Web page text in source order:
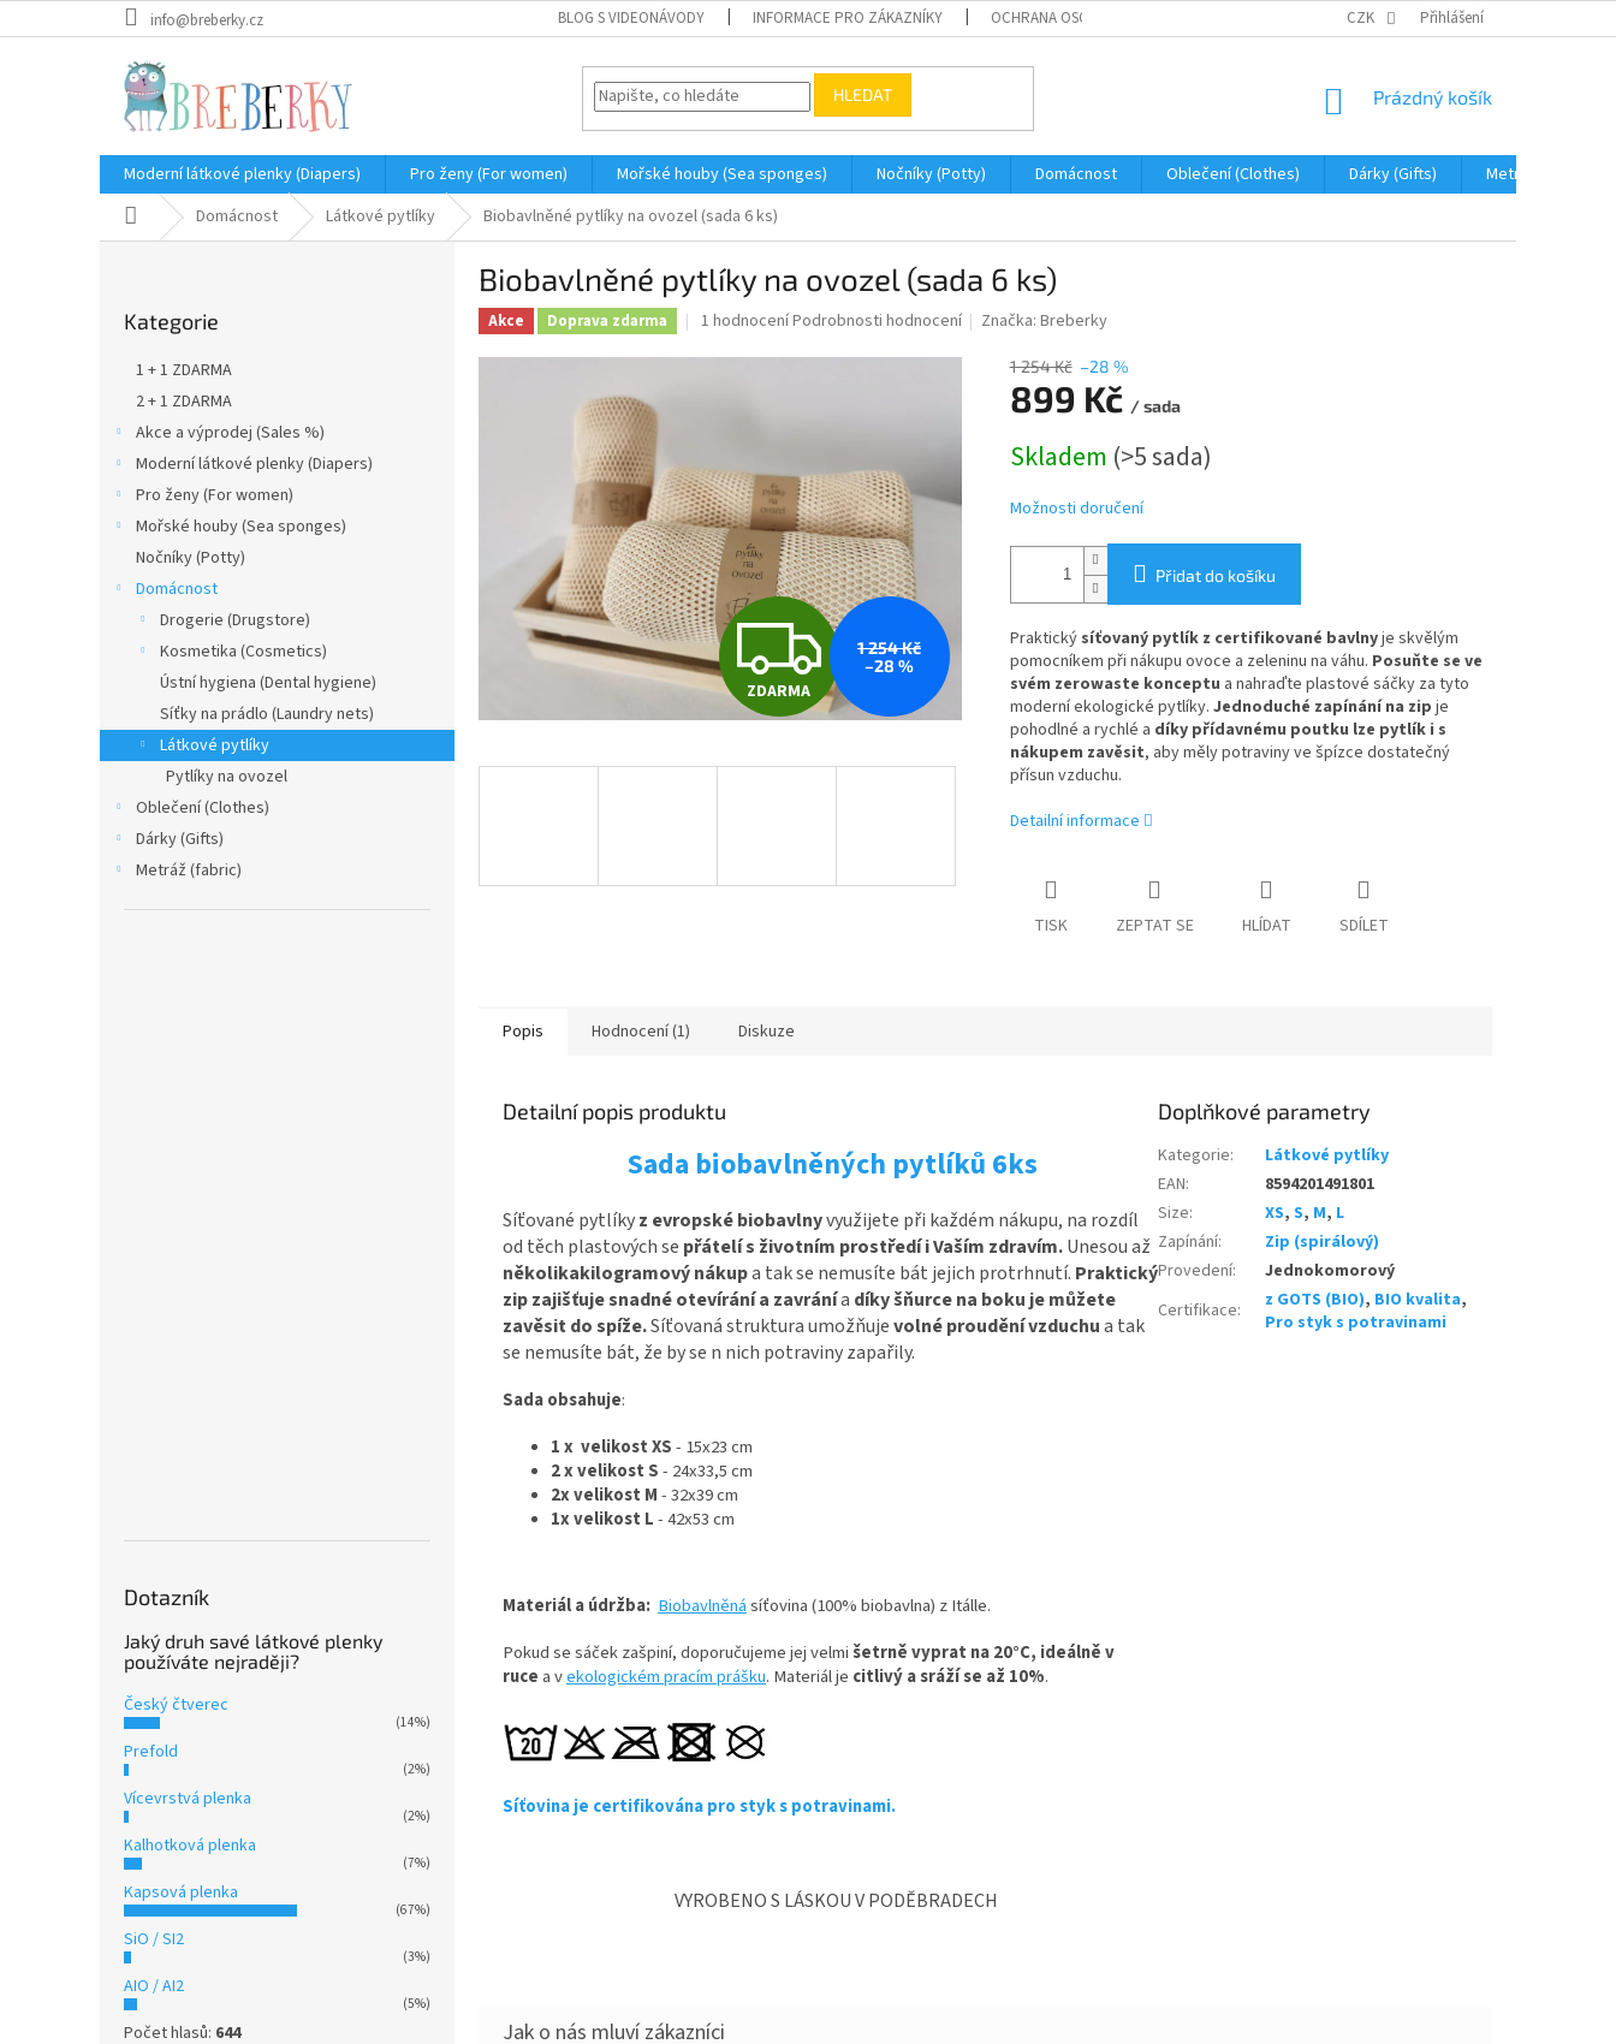
na
info@breberky.cz BLOG S VIDEONÁVODY INFORMACE PRO ZÁKAZNÍKY OCHRANA OSOBNÍCH ÚDAJŮ JAK NA REKLAMACI A VRÁCENÍ ZBOŽÍ
CZK Přihlášení
HLEDAT
NÁKUPNÍ
Prázdný košík
Moderní látkové plenky (Diapers) Pro ženy (For women) Mořské houby (Sea sponges) Nočníky (Potty) Domácnost Oblečení (Clothes) Dárky (Gifts)
Metráž (fabric)
Domů Domácnost Látkové pytlíky Biobavlněné pytlíky na ovozel (sada 6 ks)
kategorie
Kategorie
1 + 1 ZDARMA
2 + 1 ZDARMA
Akce a výprodej (Sales %)
Moderní látkové plenky (Diapers)
Pro ženy (For women)
Mořské houby (Sea sponges)
Nočníky (Potty)
Domácnost
Drogerie (Drugstore)
Kosmetika (Cosmetics)
Ústní hygiena (Dental hygiene)
Síťky na prádlo (Laundry nets)
Látkové pytlíky
Pytlíky na ovozel
Oblečení (Clothes)
Dárky (Gifts)
Metráž (fabric)
Dotazník
Jaký druh savé látkové plenky
používáte nejraději?
Český čtverec
(14%)
Prefold
(2%)
Vícevrstvá plenka
(2%)
Kalhotková plenka
(7%)
Kapsová plenka
(67%)
SiO / SI2
(3%)
AIO / AI2
(5%)
Počet hlasů: 644
Biobavlněné pytlíky na ovozel (sada 6 ks)
Akce Doprava zdarma
Průměrné
produktu
hvězdiček.
1 hodnoceníPodrobnosti hodnocení Značka:Breberky
Z
D
R
ZDARMA
1 254 Kč
–28 %
1 254 Kč –28 %
899 Kč / sada
cena:
Skladem (>5 sada)
Možnosti doručení
Přidat do košíku
Praktický síťovaný pytlík z certifikované bavlnyje skvělým
pomocníkem při nákupu ovoce a zeleninu na váhu. Posuňte se ve
svém zerowaste konceptu a nahraďte plastové sáčky za tyto
moderní ekologické pytlíky. Jednoduché zapínání na zip je
pohodlné a rychlé a díky přídavnému poutku lze pytlík i s
nákupem zavěsit, aby měly potraviny ve špízce dostatečný
přísun vzduchu.
Detailní informace
TISK ZEPTAT SE HLÍDAT SDÍLET
Popis Hodnocení (1) Diskuze
Detailní popis produktu
Sada biobavlněných pytlíků 6ks
Síťované pytlíkyz evropské biobavlnyvyužijete při každém nákupu, na rozdíl
od těch plastových se přátelí s životním prostředí i Vaším zdravím.Unesou až
několikakilogramový nákupa tak se nemusíte bát jejich protrhnutí. Praktický
zip zajišťuje snadné otevírání a zavránía díkyšňurce na boku je můžete
zavěsit do spíže.Síťovaná struktura umožňujevolné proudění vzduchua tak
se nemusíte bát, že by se n nich potraviny zapařily.
Sada obsahuje:
1 x velikost XS- 15x23 cm
2 x velikost S- 24x33,5 cm
2x velikost M- 32x39 cm
1x velikost L- 42x53 cm
Materiál a údržba: Biobavlněnásíťovina (100% biobavlna) z Itálle.
Pokud se sáček zašpiní, doporučujeme jej velmišetrně vyprat na 20°C, ideálně v
ruce a vekologickém pracím prášku. Materiál je citlivý a sráží se až 10%.
Síťovina je certifikována pro styk s potravinami.
VYROBENO S LÁSKOU V PODĚBRADECH
Doplňkové parametry
Kategorie:
Látkové pytlíky
EAN:
8594201491801
Size: XS,S, M, L
Zapínání:
Zip (spirálový)
Provedení:
Jednokomorový
Certifikace: z GOTS (BIO), BIO kvalita,
Pro styk s potravinami